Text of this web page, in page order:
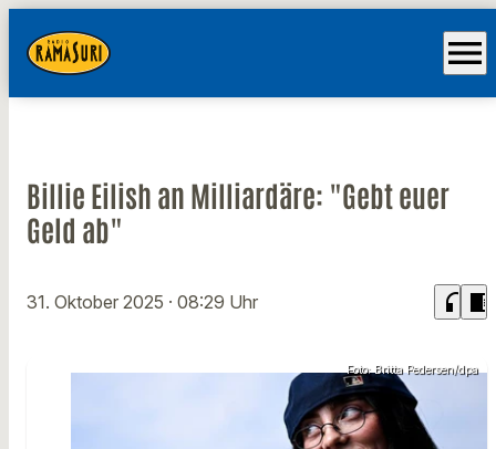
menu
Billie Eilish an Milliardäre: "Gebt euer
Geld ab"
31. Oktober 2025 · 08:29 Uhr headphones chrome_reader_mode
Foto: Britta Pedersen/dpa